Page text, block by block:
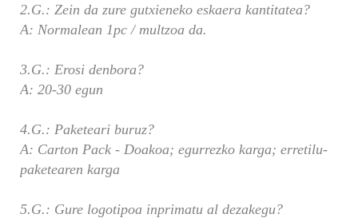
2.G.: Zein da zure gutxieneko eskaera kantitatea?
A: Normalean 1pc / multzoa da.
3.G.: Erosi denbora?
A: 20-30 egun
4.G.: Paketeari buruz?
A: Carton Pack - Doakoa; egurrezko karga; erretilu-
paketearen karga
5.G.: Gure logotipoa inprimatu al dezakegu?